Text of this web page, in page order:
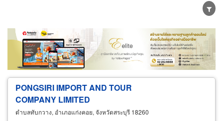
Wholesale Retail Manufacturer
Dealer
Exporter/Importer
Service Business
PONGSIRI IMPORT AND TOUR
COMPANY LIMITED
ตำบลทับกวาง, อำเภอแก่งคอย, จังหวัดสระบุรี 18260